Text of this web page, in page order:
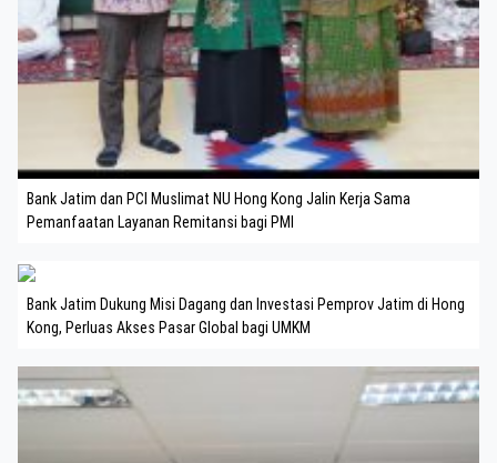
Bank Jatim dan PCI Muslimat NU Hong Kong Jalin Kerja Sama
Pemanfaatan Layanan Remitansi bagi PMI
Bank Jatim Dukung Misi Dagang dan Investasi Pemprov Jatim di Hong
Kong, Perluas Akses Pasar Global bagi UMKM